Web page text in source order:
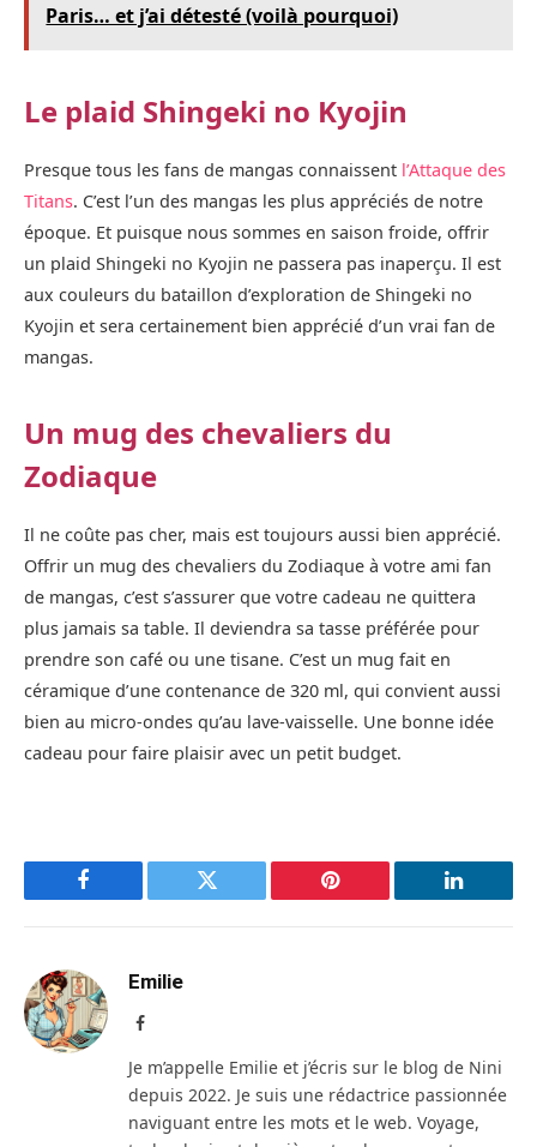
Paris… et j’ai détesté (voilà pourquoi)
Le plaid Shingeki no Kyojin
Presque tous les fans de mangas connaissent l’Attaque des
Titans. C’est l’un des mangas les plus appréciés de notre
époque. Et puisque nous sommes en saison froide, offrir
un plaid Shingeki no Kyojin ne passera pas inaperçu. Il est
aux couleurs du bataillon d’exploration de Shingeki no
Kyojin et sera certainement bien apprécié d’un vrai fan de
mangas.
Un mug des chevaliers du
Zodiaque
Il ne coûte pas cher, mais est toujours aussi bien apprécié.
Offrir un mug des chevaliers du Zodiaque à votre ami fan
de mangas, c’est s’assurer que votre cadeau ne quittera
plus jamais sa table. Il deviendra sa tasse préférée pour
prendre son café ou une tisane. C’est un mug fait en
céramique d’une contenance de 320 ml, qui convient aussi
bien au micro-ondes qu’au lave-vaisselle. Une bonne idée
cadeau pour faire plaisir avec un petit budget.
Facebook Twitter Pinterest LinkedIn
Emilie
Facebook
Je m’appelle Emilie et j’écris sur le blog de Nini
depuis 2022. Je suis une rédactrice passionnée
naviguant entre les mots et le web. Voyage,